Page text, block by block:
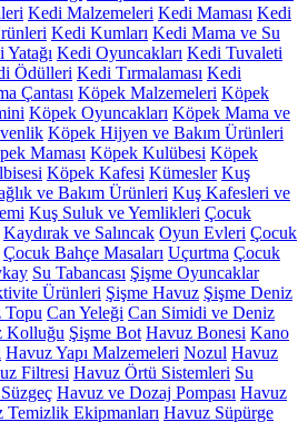
Kedi Malzemeleri Kedi Maması Kedi
Kedi Kumları Kedi Mama ve Su
Yatağı Kedi Oyuncakları Kedi Tuvaleti
Ödülleri Kedi Tırmalaması Kedi
Çantası Köpek Malzemeleri Köpek
Köpek Oyuncakları Köpek Mama ve
Köpek Hijyen ve Bakım Ürünleri
Maması Köpek Kulübesi Köpek
Köpek Kafesi Kümesler Kuş
ve Bakım Ürünleri Kuş Kafesleri ve
Kuş Suluk ve Yemlikleri Çocuk
Kaydırak ve Salıncak Oyun Evleri Çocuk
Çocuk Bahçe Masaları Uçurtma Çocuk
Su Tabancası Şişme Oyuncaklar
Ürünleri Şişme Havuz Şişme Deniz
Topu Can Yeleği Can Simidi ve Deniz
Kolluğu Şişme Bot Havuz Bonesi Kano
Havuz Yapı Malzemeleri Nozul Havuz
Filtresi Havuz Örtü Sistemleri Su
Havuz ve Dozaj Pompası Havuz
Temizlik Ekipmanları Havuz Süpürge